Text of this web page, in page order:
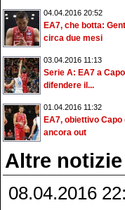
04.04.2016 20:52
EA7, che botta:
circa due mesi
03.04.2016 11:13
Serie A: EA7 a
difendere il...
01.04.2016 11:32
EA7, obiettivo
ancora out
Altre notizie
08.04.2016